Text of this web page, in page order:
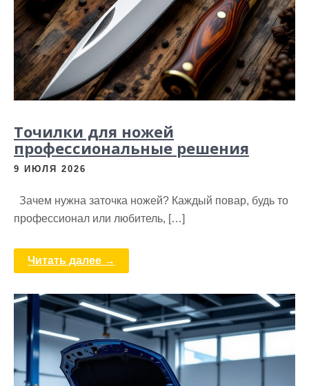
Точилки для ножей
профессиональные решения
9 ИЮЛЯ 2026
Зачем нужна заточка ножей? Каждый повар, будь то
профессионал или любитель, […]
Читать далее →